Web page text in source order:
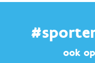
ook